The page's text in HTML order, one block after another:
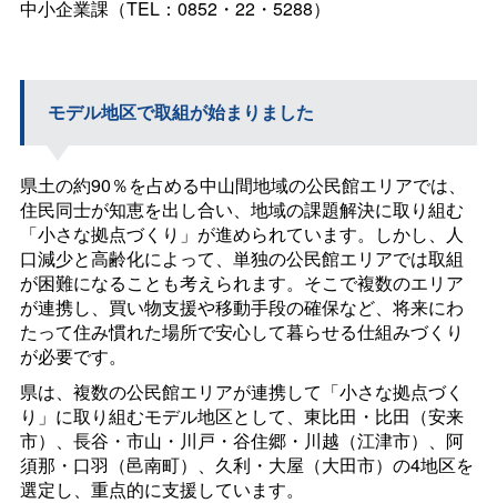
中小企業課（TEL：0852・22・5288）
モデル地区で取組が始まりました
県土の約90％を占める中山間地域の公民館エリアでは、
住民同士が知恵を出し合い、地域の課題解決に取り組む
「小さな拠点づくり」が進められています。しかし、人
口減少と高齢化によって、単独の公民館エリアでは取組
が困難になることも考えられます。そこで複数のエリア
が連携し、買い物支援や移動手段の確保など、将来にわ
たって住み慣れた場所で安心して暮らせる仕組みづくり
が必要です。
県は、複数の公民館エリアが連携して「小さな拠点づく
り」に取り組むモデル地区として、東比田・比田（安来
市）、長谷・市山・川戸・谷住郷・川越（江津市）、阿
須那・口羽（邑南町）、久利・大屋（大田市）の4地区を
選定し、重点的に支援しています。